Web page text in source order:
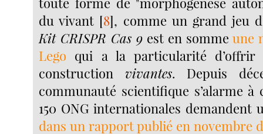
du vivant [8], comme un grand jeu
Kit CRISPR Cas 9est en sommeune
Lego qui a la particularité d’offrir
construction vivantes. Depuis
communauté scientifique s’alarme
150 ONG internationales demandent
dans un rapport publié en novembre